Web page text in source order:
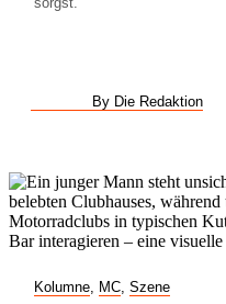
By Die Redaktion
Kolumne MC Szene